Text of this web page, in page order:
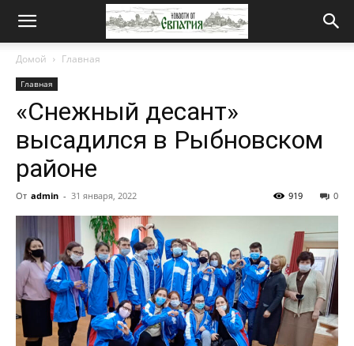
Новости
Домой Главная
Главная
«Снежный десант»
высадился в Рыбновском
районе
От admin - 31 января, 2022 0
919